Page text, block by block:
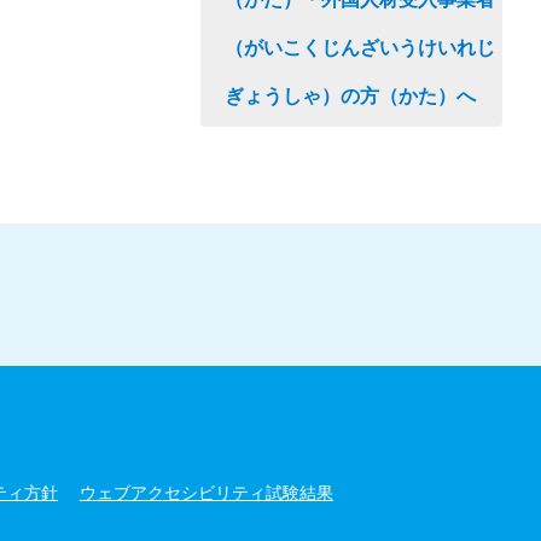
（がいこくじんざいうけいれじ
ぎょうしゃ）の方（かた）へ
ィ方針 ウェブアクセシビリティ試験結果